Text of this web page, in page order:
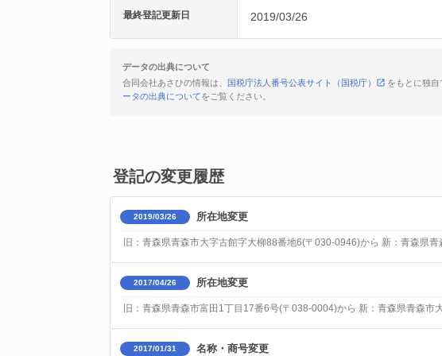
最終登記更新日 2019/03/26
データの出典について
合同会社あさひの情報は、
国税庁法人番号公表サイト（国税庁） をもとに独自
ータの出典についてをご覧ください。
登記の変更履歴
2019/03/26 所在地変更
旧：青森県青森市大字古館字大柳88番地6(〒030-0946)から 新：青森県
2017/04/26 所在地変更
旧：青森県青森市富田1丁目17番6号(〒038-0004)から 新：青森県青森
2017/01/31 名称・商号変更